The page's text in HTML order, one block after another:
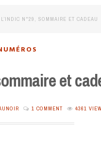
L’INDIC N°29, SOMMAIRE ET CADEAU
et
1 COMMENT 4361